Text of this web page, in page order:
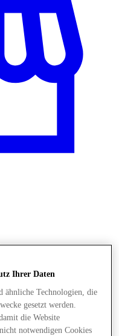
Ihrer Daten
ähnliche Technologien, die
gesetzt werden.
die Website
notwendigen Cookies